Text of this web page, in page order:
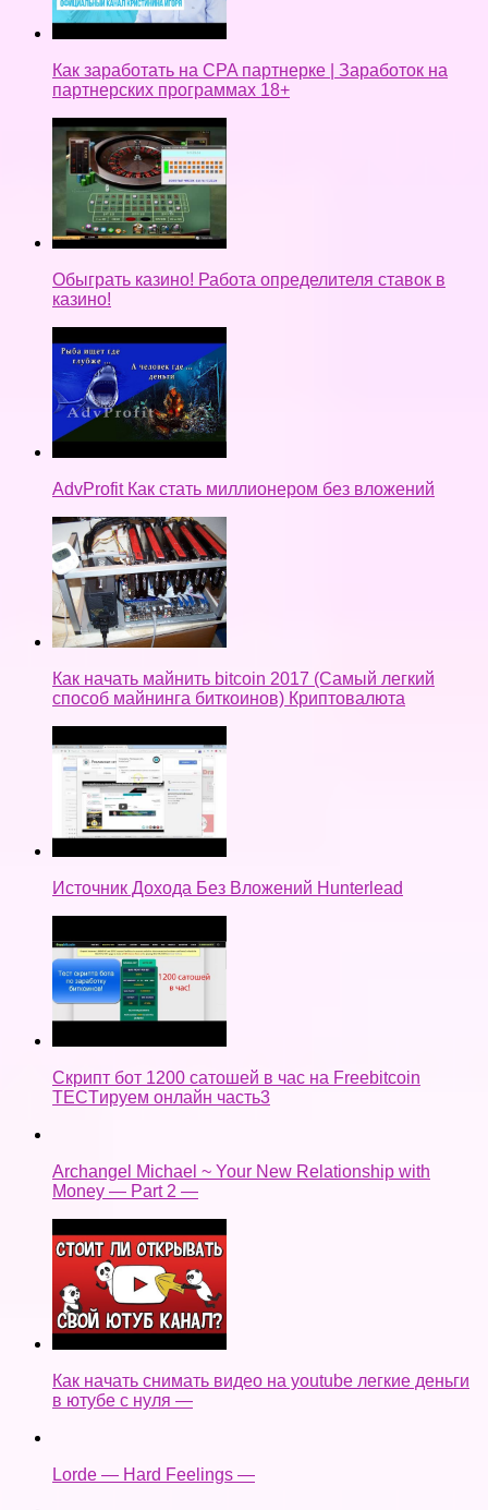
Как заработать на CPA партнерке | Заработок на
партнерских программах 18+
Обыграть казино! Работа определителя ставок в
казино!
AdvProfit Как стать миллионером без вложений
Как начать майнить bitcoin 2017 (Самый легкий
способ майнинга биткоинов) Криптовалюта
Источник Дохода Без Вложений Hunterlead
Скрипт бот 1200 сатошей в час на Freebitcoin
TECTируем онлайн часть3
Archangel Michael ~ Your New Relationship with
Money — Part 2 —
Как начать снимать видео на youtube легкие деньги
в ютубе с нуля —
Lorde — Hard Feelings —